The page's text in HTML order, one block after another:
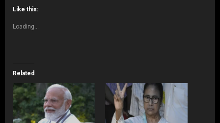
Like this:
Loading...
Related